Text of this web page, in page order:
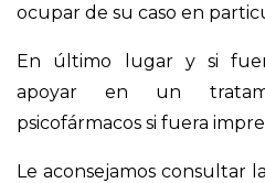
ocupar de su caso en
En último lugar y si
apoyar en un
psicofármacos si fuera
Le aconsejamos consultar